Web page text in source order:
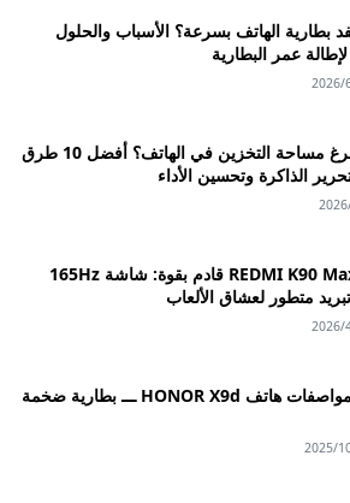
بطارية الهاتف بسرعة؟ الأسباب والحلول
لإطالة عمر البطارية
2026/
كيف أفرغ مساحة التخزين في الهاتف؟ أفضل 10 طرق
الذاكرة وتحسين الأداء
هاتف REDMI K90 Max قادم بقوة: شاشة 165Hz
متطور لعشاق الألعاب
2026/
سعر ومواصفات هاتف HONOR X9d ـــ بطارية ضخمة
2025/